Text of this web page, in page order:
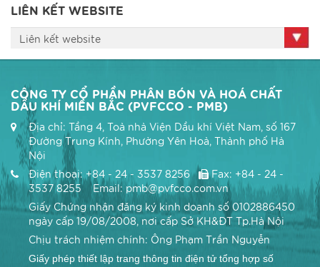
LIÊN KẾT WEBSITE
Liên kết website
CÔNG TY CỔ PHẦN PHÂN BÓN VÀ HOÁ CHẤT
DẦU KHÍ MIỀN BẮC (PVFCCO - PMB)
Địa chỉ: Tầng 4, Toà nhà Viện Dầu khí Việt Nam, số 167
Đường Trung Kính, Phường Yên Hoà, Thành phố Hà
Nội
Điện thoại: +84 - 24 - 3537 8256
Fax: +84 - 24 -
3537 8255 Email: pmb@pvfcco.com.vn
Giấy Chứng nhận đăng ký kinh doanh số 0102886450
ngày cấp 19/08/2008, nơi cấp Sở KH&ĐT Tp.Hà Nội
Chịu trách nhiệm chính: Ông Phạm Trần Nguyễn
Giấy phép thiết lập trang thông tin điện tử tổng hợp số